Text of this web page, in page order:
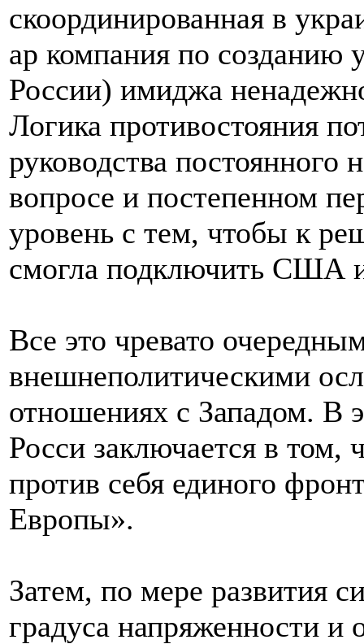
скоординированная в
ар компания по созданию
России) имиджа
Логика противостояния
руководства постоянного
вопросе и постепенном
уровень с тем, чтобы к
смогла подключить США
Все это чревато
внешнеполитическими
отношениях с Западом. В
Росси заключается в том,
против себя единого
Европы».
Затем, по мере развития
градуса напряженности и